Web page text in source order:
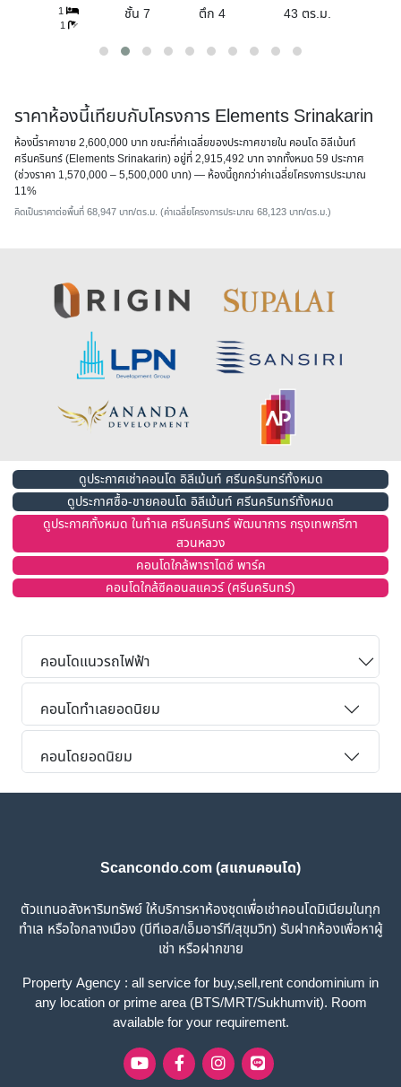
1
1
ชั้น 7 ตึก 4 39 ตร.ม.
ราคาห้องนี้เทียบกับโครงการ Elements Srinakarin
ห้องนี้ราคาขาย 2,600,000 บาท ขณะที่ค่าเฉลี่ยของประกาศขายใน คอนโด อิลีเม้นท์
ศรีนครินทร์ (Elements Srinakarin) อยู่ที่ 2,915,492 บาท จากทั้งหมด 59 ประกาศ
(ช่วงราคา 1,570,000 – 5,500,000 บาท) — ห้องนี้ถูกกว่าค่าเฉลี่ยโครงการประมาณ
11%
คิดเป็นราคาต่อพื้นที่ 68,947 บาท/ตร.ม. (ค่าเฉลี่ยโครงการประมาณ 68,123 บาท/ตร.ม.)
ดูประกาศเช่าคอนโด อิลีเม้นท์ ศรีนครินทร์ทั้งหมด
ดูประกาศซื้อ-ขายคอนโด อิลีเม้นท์ ศรีนครินทร์ทั้งหมด
ดูประกาศทั้งหมด ในทำเล ศรีนครินทร์ พัฒนาการ กรุงเทพกรีฑา
สวนหลวง
คอนโดใกล้พาราไดซ์ พาร์ค
คอนโดใกล้ซีคอนสแควร์ (ศรีนครินทร์)
คอนโดแนวรถไฟฟ้า
คอนโดทำเลยอดนิยม
คอนโดยอดนิยม
Scancondo.com (สแกนคอนโด)
ตัวแทนอสังหาริมทรัพย์ ให้บริการหาห้องชุดเพื่อเช่าคอนโดมิเนียมในทุก
ทำเล หรือใจกลางเมือง (บีทีเอส/เอ็มอาร์ที/สุขุมวิท) รับฝากห้องเพื่อหาผู้
เช่า หรือฝากขาย
Property Agency : all service for buy,sell,rent condominium in
any location or prime area (BTS/MRT/Sukhumvit). Room
available for your requirement.